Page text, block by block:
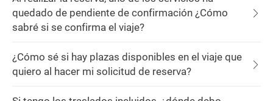
quedado de pendiente de confirmación ¿Cómo
sabré si se confirma el viaje?
¿Cómo sé si hay plazas disponibles en el viaje que
quiero al hacer mi solicitud de reserva?